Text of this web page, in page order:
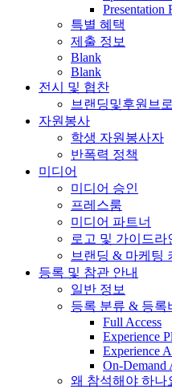
Presentation
특별 혜택
제출 정보
Blank
Blank
전시 및 협찬
브랜딩및후원브
자원봉사
학생 자원봉사자
반폭력 정책
미디어
미디어 승인
프레스룸
미디어 파트너
로고 및 가이드라
브랜딩 & 마케팅
등록 및 참관 안내
일반 정보
등록 분류 & 등록
Full Access
Experience
Experience
On-Demand
왜 참석해야 하나